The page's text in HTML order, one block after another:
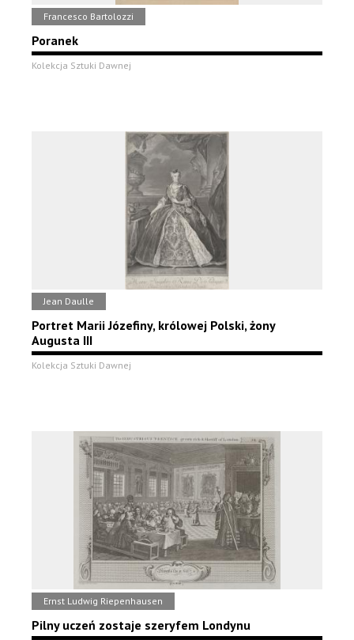
Francesco Bartolozzi
Poranek
Kolekcja Sztuki Dawnej
Jean Daulle
Portret Marii Józefiny, królowej Polski, żony
Augusta III
Kolekcja Sztuki Dawnej
Ernst Ludwig Riepenhausen
Pilny uczeń zostaje szeryfem Londynu